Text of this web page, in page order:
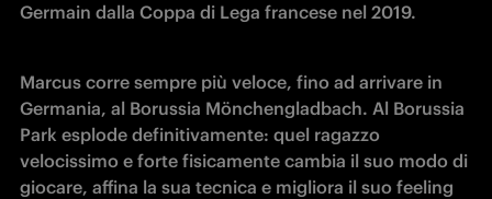
Germain dalla Coppa di Lega francese nel 2019.
Marcus corre sempre più veloce, fino ad arrivare in
Germania, al Borussia Mönchengladbach. Al Borussia
Park esplode definitivamente: quel ragazzo
velocissimo e forte fisicamente cambia il suo modo di
giocare, affina la sua tecnica e migliora il suo feeling